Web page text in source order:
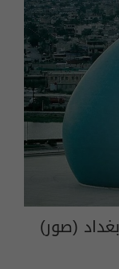
(صور)